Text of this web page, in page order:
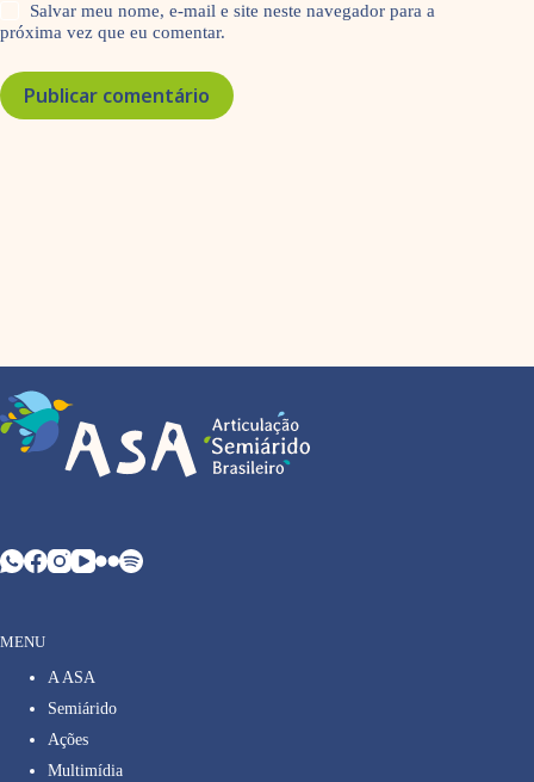
Salvar meu nome, e-mail e site neste navegador para a
próxima vez que eu comentar.
Publicar comentário
MENU
A ASA
Semiárido
Ações
Multimídia